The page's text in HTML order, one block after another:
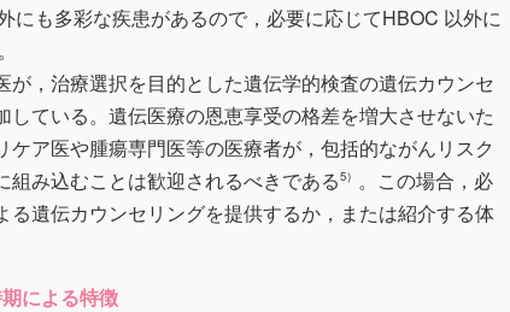
にも多彩な疾患があるので，必要に応じてHBOC 以外に
，治療選択を目的とした遺伝学的検査の遺伝カウンセ
している。遺伝医療の恩恵享受の格差を増大させないた
ア医や腫瘍専門医等の医療者が，包括的ながんリスク
み込むことは歓迎されるべきである5） 。この場合，必
遺伝カウンセリングを提供するか，または紹介する体
による特徴